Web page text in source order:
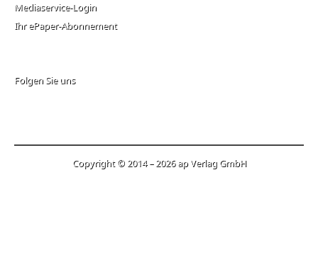
Mediaservice-Login
Ihr ePaper-Abonnement
Folgen Sie uns
Copyright © 2014 – 2026 ap Verlag GmbH